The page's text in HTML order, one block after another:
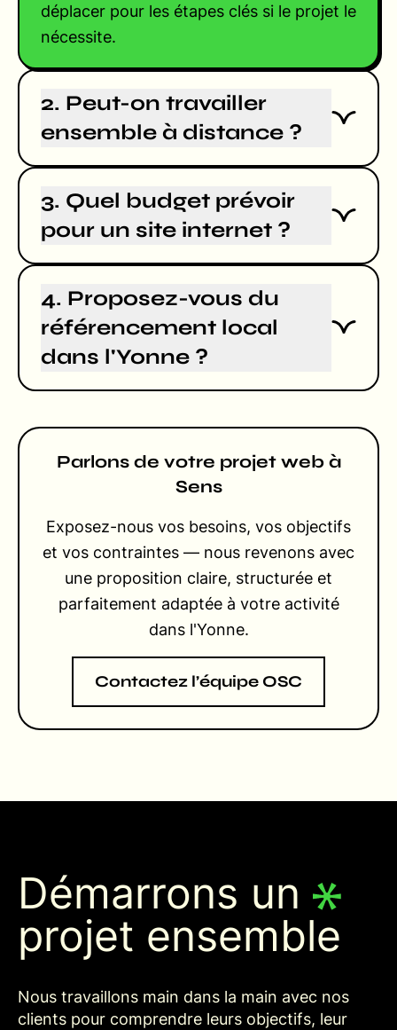
déplacer pour les étapes clés si le projet le
nécessite.
2. Peut-on travailler
ensemble à distance ?
3. Quel budget prévoir
pour un site internet ?
4. Proposez-vous du
référencement local
dans l'Yonne ?
Parlons de votre projet web à
Sens
Exposez-nous vos besoins, vos objectifs
et vos contraintes — nous revenons avec
une proposition claire, structurée et
parfaitement adaptée à votre activité
dans l'Yonne.
Contactez l’équipe OSC
Démarrons un
projet ensemble
Nous travaillons main dans la main avec nos
clients pour comprendre leurs objectifs, leur